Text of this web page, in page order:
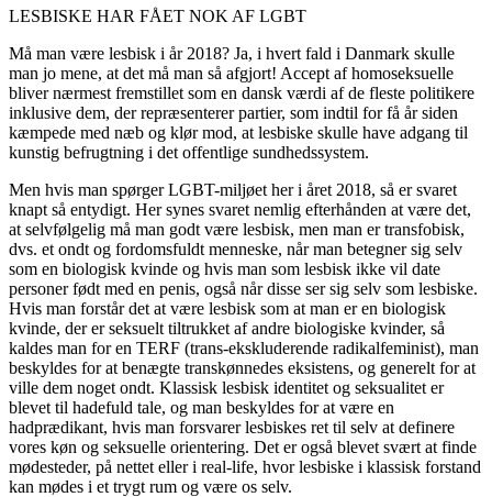
LESBISKE HAR FÅET NOK AF LGBT
Må man være lesbisk i år 2018? Ja, i hvert fald i Danmark skulle
man jo mene, at det må man så afgjort! Accept af homoseksuelle
bliver nærmest fremstillet som en dansk værdi af de fleste politikere
inklusive dem, der repræsenterer partier, som indtil for få år siden
kæmpede med næb og klør mod, at lesbiske skulle have adgang til
kunstig befrugtning i det offentlige sundhedssystem.
Men hvis man spørger LGBT-miljøet her i året 2018, så er svaret
knapt så entydigt. Her synes svaret nemlig efterhånden at være det,
at selvfølgelig må man godt være lesbisk, men man er transfobisk,
dvs. et ondt og fordomsfuldt menneske, når man betegner sig selv
som en biologisk kvinde og hvis man som lesbisk ikke vil date
personer født med en penis, også når disse ser sig selv som lesbiske.
Hvis man forstår det at være lesbisk som at man er en biologisk
kvinde, der er seksuelt tiltrukket af andre biologiske kvinder, så
kaldes man for en TERF (trans-ekskluderende radikalfeminist), man
beskyldes for at benægte transkønnedes eksistens, og generelt for at
ville dem noget ondt. Klassisk lesbisk identitet og seksualitet er
blevet til hadefuld tale, og man beskyldes for at være en
hadprædikant, hvis man forsvarer lesbiskes ret til selv at definere
vores køn og seksuelle orientering. Det er også blevet svært at finde
mødesteder, på nettet eller i real-life, hvor lesbiske i klassisk forstand
kan mødes i et trygt rum og være os selv.